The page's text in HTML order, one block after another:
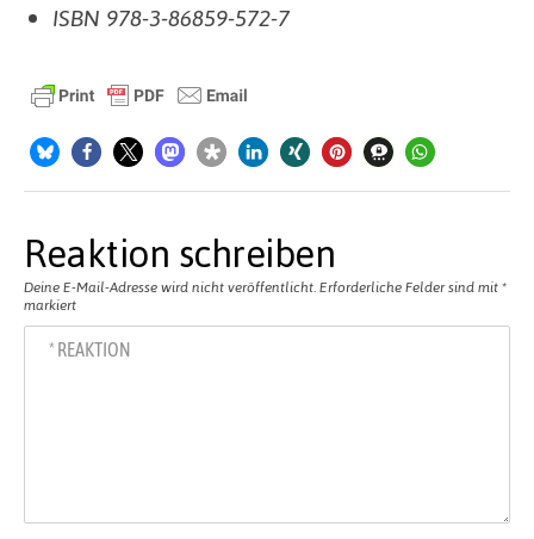
ISBN 978-3-86859-572-7
Reaktion schreiben
Deine E-Mail-Adresse wird nicht veröffentlicht. Erforderliche Felder sind mit *
markiert